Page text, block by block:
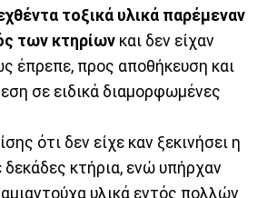
τοξικά υλικά παρέμεναν
των κτηρίων και δεν είχαν
έπρεπε, προς αποθήκευση και
σε ειδικά διαμορφωμένες
ότι δεν είχε καν ξεκινήσει η
δεκάδες κτήρια, ενώ υπήρχαν
υλικά εντός πολλών